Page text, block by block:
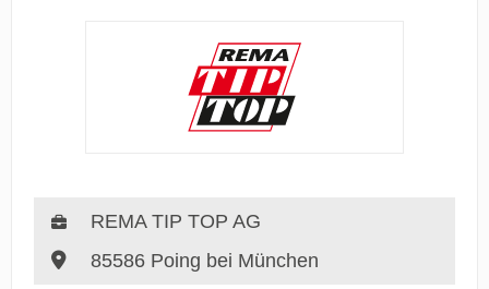
REMA TIP TOP AG
85586 Poing bei München